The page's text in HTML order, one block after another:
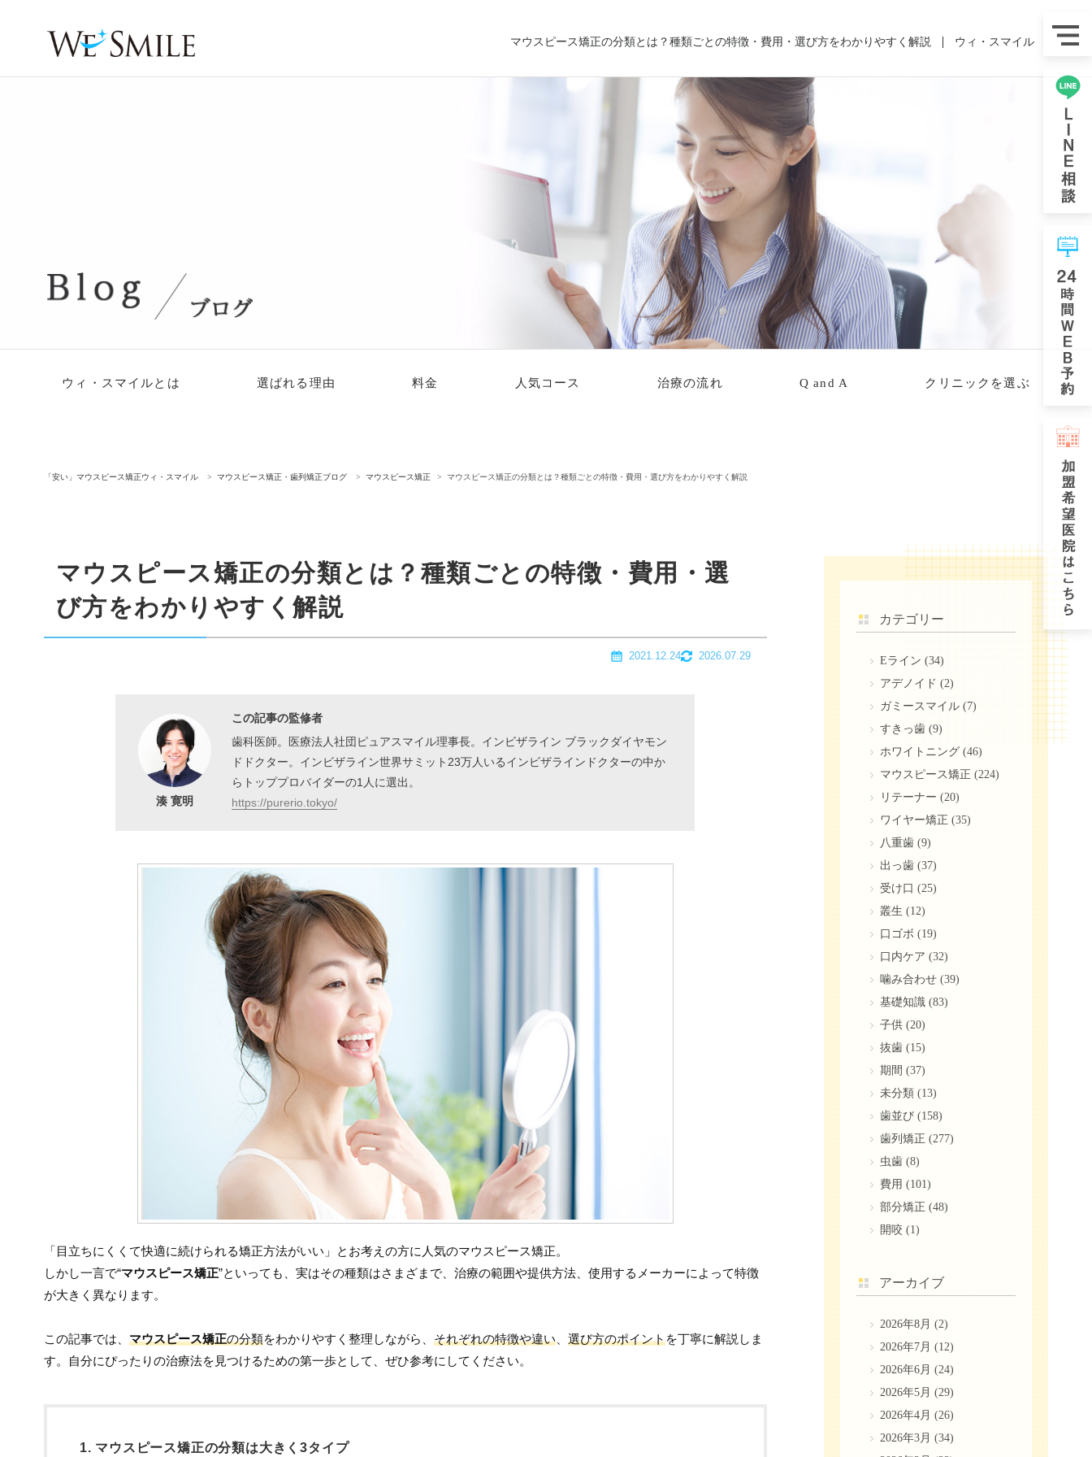
マウスピース矯正の分類とは？種類ごとの特徴・費用・選び方をわかりやすく解説 ウィ・スマイル
ウィ・スマイルとは 選ばれる理由 料金 人気コース 治療の流れ Q and A クリニックを選ぶ
「安い」マウスピース矯正ウィ・スマイル マウスピース矯正・歯列矯正ブログ マウスピース矯正 マウスピース矯正の分類とは？種類ごとの特徴・費用・選び方をわかりやすく解説
マウスピース矯正の分類とは？種類ごとの特徴・費用・選
び方をわかりやすく解説
2021.12.24 2026.07.29
湊 寛明
この記事の監修者
歯科医師。医療法人社団ピュアスマイル理事長。インビザライン ブラックダイヤモン
ドドクター。インビザライン世界サミット23万人いるインビザラインドクターの中か
らトッププロバイダーの1人に選出。
https://purerio.tokyo/
「目立ちにくくて快適に続けられる矯正方法がいい」とお考えの方に人気のマウスピース矯正。
しかし一言で“マウスピース矯正”といっても、実はその種類はさまざまで、治療の範囲や提供方法、使用するメーカーによって特徴
が大きく異なります。
この記事では、 マウスピース矯正の分類をわかりやすく整理しながら、 それぞれの特徴や違い、 選び方のポイントを丁寧に解説しま
す。自分にぴったりの治療法を見つけるための第一歩として、ぜひ参考にしてください。
1. マウスピース矯正の分類は大きく3タイプ
カテゴリー
Eライン (34)
アデノイド (2)
ガミースマイル(7)
すきっ歯(9)
ホワイトニング(46)
マウスピース矯正 (224)
リテーナー (20)
ワイヤー矯正 (35)
八重歯(9)
出っ歯(37)
受け口 (25)
叢生 (12)
口ゴボ (19)
口内ケア (32)
噛み合わせ(39)
基礎知識(83)
子供(20)
抜歯(15)
期間 (37)
未分類(13)
歯並び(158)
歯列矯正 (277)
虫歯(8)
費用 (101)
部分矯正 (48)
開咬 (1)
アーカイブ
2026年8月 (2)
2026年7月 (12)
2026年6月 (24)
2026年5月 (29)
2026年4月 (26)
2026年3月 (34)